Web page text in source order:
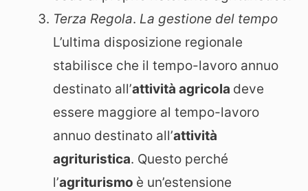
Terza Regola. La gestione del tempo
L’ultima disposizione regionale
stabilisce che il tempo-lavoro annuo
destinato all’attività agricola deve
essere maggiore al tempo-lavoro
annuo destinato all’attività
agrituristica. Questo perché
l’agriturismo è un’estensione